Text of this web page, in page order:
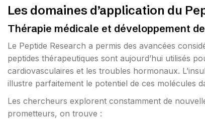
Les domaines d’application du
Thérapie médicale et développement
Le Peptide Research a permis des avancées
peptides thérapeutiques sont aujourd’hui utilisés
cardiovasculaires et les troubles hormonaux.
illustre parfaitement le potentiel de ces molécules
Les chercheurs explorent constamment de
prometteurs, on trouve :